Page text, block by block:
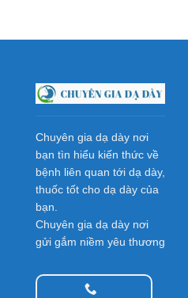
Chuyên gia dạ dày nơi
bạn tìn hiểu kiến thức về
bệnh liên quan tới dạ dày,
thuốc tốt cho dạ dày của
bạn.
Chuyên gia dạ dày nơi
gửi gắm niềm yêu thương